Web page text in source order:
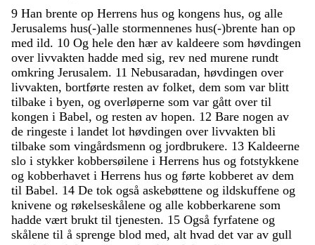
9 Han brente op Herrens hus og kongens hus, og alle
Jerusalems hus(-)alle stormennenes hus(-)brente han op
med ild. 10 Og hele den hær av kaldeere som høvdingen
over livvakten hadde med sig, rev ned murene rundt
omkring Jerusalem. 11 Nebusaradan, høvdingen over
livvakten, bortførte resten av folket, dem som var blitt
tilbake i byen, og overløperne som var gått over til
kongen i Babel, og resten av hopen. 12 Bare nogen av
de ringeste i landet lot høvdingen over livvakten bli
tilbake som vingårdsmenn og jordbrukere. 13 Kaldeerne
slo i stykker kobbersøilene i Herrens hus og fotstykkene
og kobberhavet i Herrens hus og førte kobberet av dem
til Babel. 14 De tok også askebøttene og ildskuffene og
knivene og røkelseskålene og alle kobberkarene som
hadde vært brukt til tjenesten. 15 Også fyrfatene og
skålene til å sprenge blod med, alt hvad det var av gull